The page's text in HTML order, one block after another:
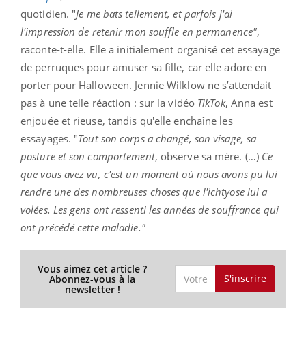
quotidien. "Je me bats tellement, et parfois j'ai
l'impression de retenir mon souffle en permanence",
raconte-t-elle. Elle a initialement organisé cet essayage
de perruques pour amuser sa fille, car elle adore en
porter pour Halloween. Jennie Wilklow ne s’attendait
pas à une telle réaction : sur la vidéo TikTok, Anna est
enjouée et rieuse, tandis qu'elle enchaîne les
essayages. "Tout son corps a changé, son visage, sa
posture et son comportement, observe sa mère. (…) Ce
que vous avez vu, c'est un moment où nous avons pu lui
rendre une des nombreuses choses que l'ichtyose lui a
volées. Les gens ont ressenti les années de souffrance qui
ont précédé cette maladie."
Vous aimez cet article ?
Abonnez-vous à la
newsletter !
S'inscrire